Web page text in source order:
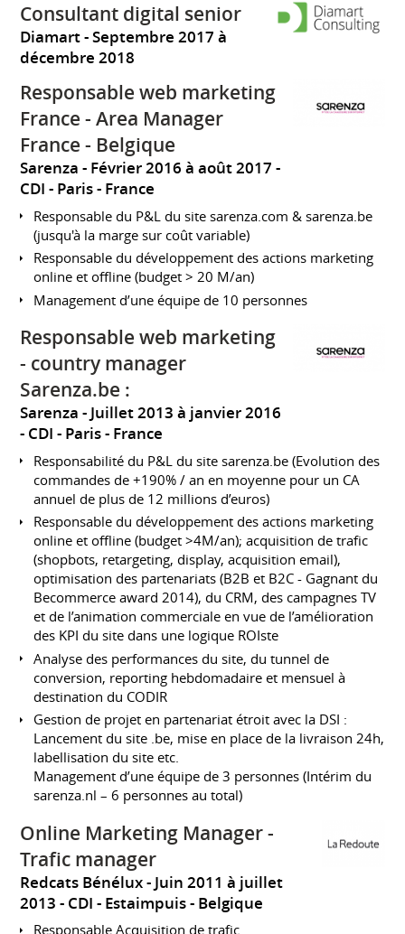
Consultant digital senior
Diamart
Septembre 2017 à
décembre 2018
Responsable web marketing
France - Area Manager
France - Belgique
Sarenza
Février 2016 à août 2017
CDI
Paris France
Responsable du P&L du site sarenza.com & sarenza.be
(jusqu'à la marge sur coût variable)
Responsable du développement des actions marketing
online et offline (budget > 20 M/an)
Management d’une équipe de 10 personnes
Responsable web marketing
- country manager
Sarenza.be :
Sarenza
Juillet 2013 à janvier 2016
CDI
Paris France
Responsabilité du P&L du site sarenza.be (Evolution des
commandes de +190% / an en moyenne pour un CA
annuel de plus de 12 millions d’euros)
Responsable du développement des actions marketing
online et offline (budget >4M/an); acquisition de trafic
(shopbots, retargeting, display, acquisition email),
optimisation des partenariats (B2B et B2C - Gagnant du
Becommerce award 2014), du CRM, des campagnes TV
et de l’animation commerciale en vue de l’amélioration
des KPI du site dans une logique ROIste
Analyse des performances du site, du tunnel de
conversion, reporting hebdomadaire et mensuel à
destination du CODIR
Gestion de projet en partenariat étroit avec la DSI :
Lancement du site .be, mise en place de la livraison 24h,
labellisation du site etc.
Management d’une équipe de 3 personnes (Intérim du
sarenza.nl – 6 personnes au total)
Online Marketing Manager -
Trafic manager
Redcats Bénélux
Juin 2011 à juillet
2013 CDI Estaimpuis Belgique
Responsable Acquisition de trafic